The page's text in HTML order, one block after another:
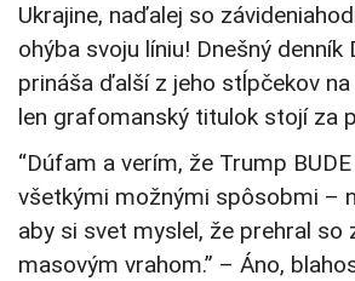
Ukrajine, naďalej so
ohýba svoju líniu! Dnešný denník
prináša ďalší z jeho stĺpčekov
len grafomanský titulok stojí za
“Dúfam a verím, že Trump
všetkými možnými spôsobmi –
aby si svet myslel, že prehral so
masovým vrahom.” – Áno,